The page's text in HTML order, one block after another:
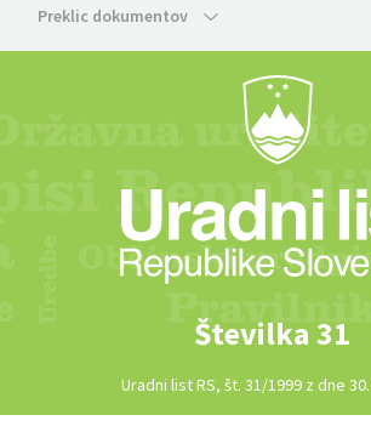
Preklic dokumentov
Številka 31
Uradni list RS, št. 31/1999 z dne